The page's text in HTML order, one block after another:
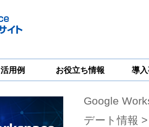
活用例 お役立ち情報
一
導
グループウェア
移行支援
Google
Workspace
セキュリティ
対策サービス
Google
デート情報